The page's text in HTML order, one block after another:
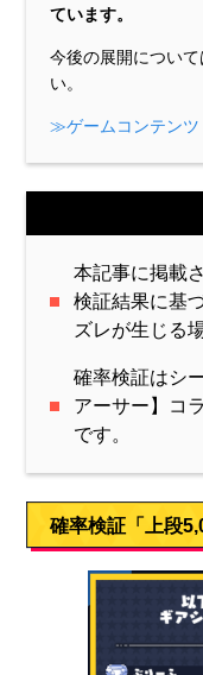
ています。
今後の展開につい
い。
≫ゲームコンテンツ
本記事に掲載
検証結果に基
ズレが生じる
確率検証はシ
アーサー】コ
です。
確率検証「上段